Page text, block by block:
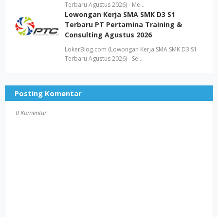
Terbaru Agustus 2026) - Me…
Lowongan Kerja SMA SMK D3 S1
Terbaru PT Pertamina Training &
Consulting Agustus 2026
LokerBlog.com (Lowongan Kerja SMA SMK D3 S1
Terbaru Agustus 2026) - Se…
Posting Komentar
0 Komentar